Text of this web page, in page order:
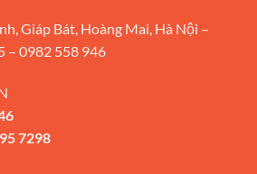
Giáp Bát, Hoàng Mai, Hà Nội –
– 0982 558 946
7298